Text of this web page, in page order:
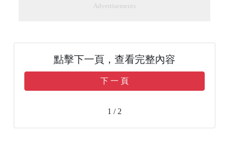
Advertisements
點擊下一頁，查看完整內容
下 一 頁
1 / 2